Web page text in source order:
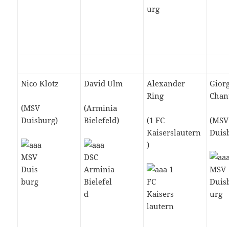
Nico Klotz
(MSV
Duisburg)
David Ulm
(Arminia
Bielefeld)
Alexander
Ring
(1 FC
Kaiserslautern
)
(MSV